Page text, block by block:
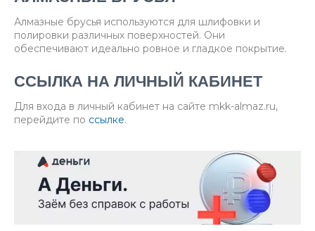
Алмазные брусья используются для шлифовки и
полировки различных поверхностей. Они
обеспечивают идеально ровное и гладкое покрытие.
ССЫЛКА НА ЛИЧНЫЙ КАБИНЕТ
Для входа в личный кабинет на сайте mkk-almaz.ru,
перейдите по ссылке.